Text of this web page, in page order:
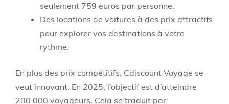
seulement 759 euros par personne.
Des locations de voitures à des prix attractifs
pour explorer vos destinations à votre
rythme.
En plus des prix compétitifs, Cdiscount Voyage se
veut innovant. En 2025, l’objectif est d’atteindre
200 000 voyageurs. Cela se traduit par